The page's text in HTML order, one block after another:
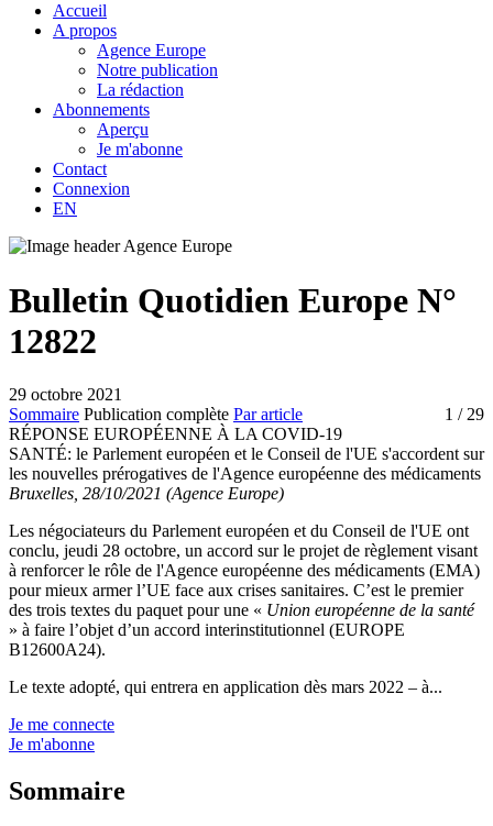
Accueil
A propos
Agence Europe
Notre publication
La rédaction
Abonnements
Aperçu
Je m'abonne
Contact
Connexion
EN
Bulletin Quotidien Europe N°
12822
29 octobre 2021
Sommaire Publication complète Par article 1 / 29
RÉPONSE EUROPÉENNE À LA COVID-19
SANTÉ: le Parlement européen et le Conseil de l'UE s'accordent sur
les nouvelles prérogatives de l'Agence européenne des médicaments
Bruxelles, 28/10/2021 (Agence Europe)
Les négociateurs du Parlement européen et du Conseil de l'UE ont
conclu, jeudi 28 octobre, un accord sur le projet de règlement visant
à renforcer le rôle de l'Agence européenne des médicaments (EMA)
pour mieux armer l’UE face aux crises sanitaires. C’est le premier
des trois textes du paquet pour une « Union européenne de la santé
» à faire l’objet d’un accord interinstitutionnel (EUROPE
B12600A24).
Le texte adopté, qui entrera en application dès mars 2022 – à...
Je me connecte
Je m'abonne
Sommaire